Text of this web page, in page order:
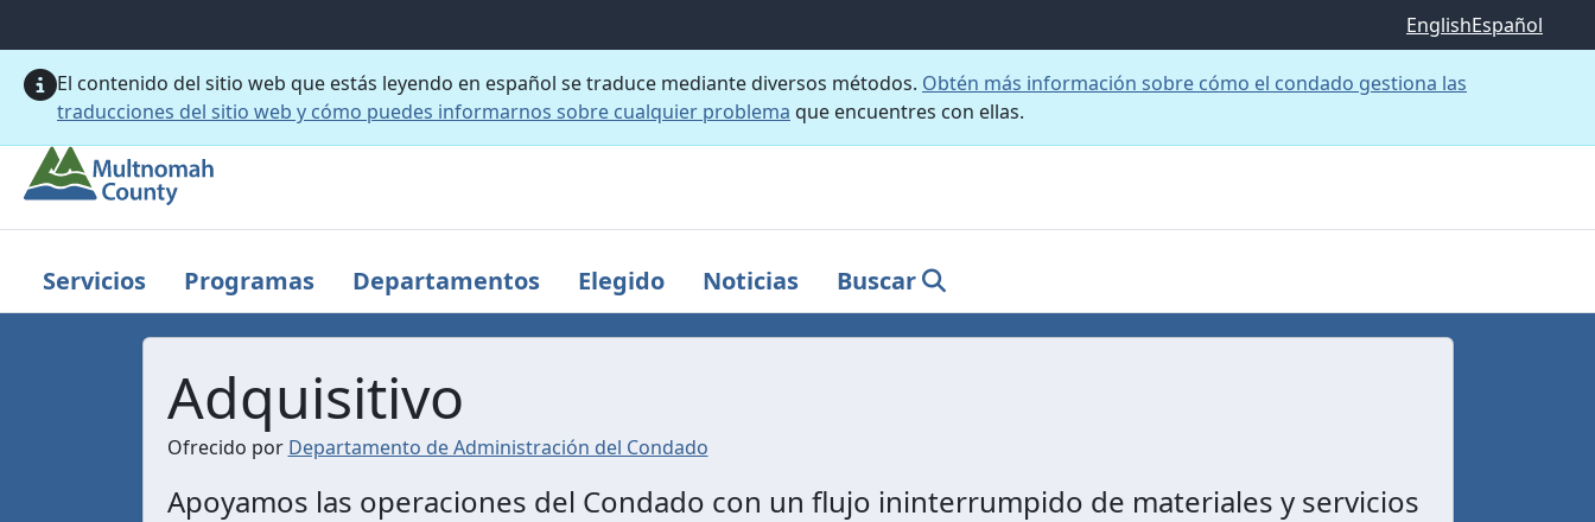
EnglishEspañol
El contenido del sitio web que estás leyendo en español se traduce mediante diversos métodos. Obtén más información sobre cómo el condado gestiona las
traducciones del sitio web y cómo puedes informarnos sobre cualquier problema que encuentres con ellas.
Servicios Programas Departamentos Elegido Noticias Buscar
Adquisitivo
Ofrecido por Departamento de Administración del Condado
Apoyamos las operaciones del Condado con un flujo ininterrumpido de materiales y servicios